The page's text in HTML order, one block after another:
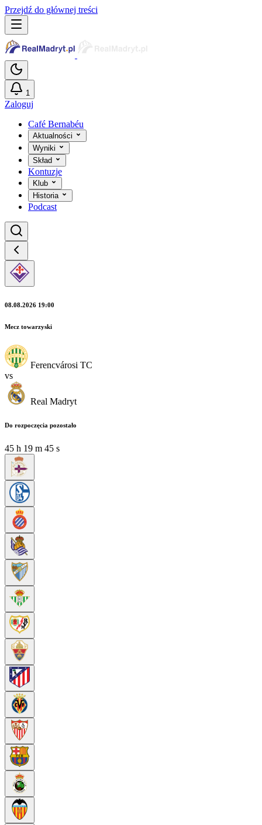
Przejdź do głównej treści
1
Zaloguj
Café Bernabéu
Aktualności
Wyniki
Skład
Kontuzje
Klub
Historia
Podcast
08.08.2026 19:00
Mecz towarzyski
Ferencvárosi TC
vs
Real Madryt
Do rozpoczęcia pozostało
45 h 19 m 45 s